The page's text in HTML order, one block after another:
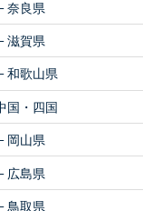
奈良県
滋賀県
和歌山県
国・四国
岡山県
広島県
鳥取県